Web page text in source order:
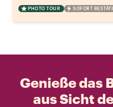
PHOTO TOUR SOFORT
Genieße das
aus Sicht